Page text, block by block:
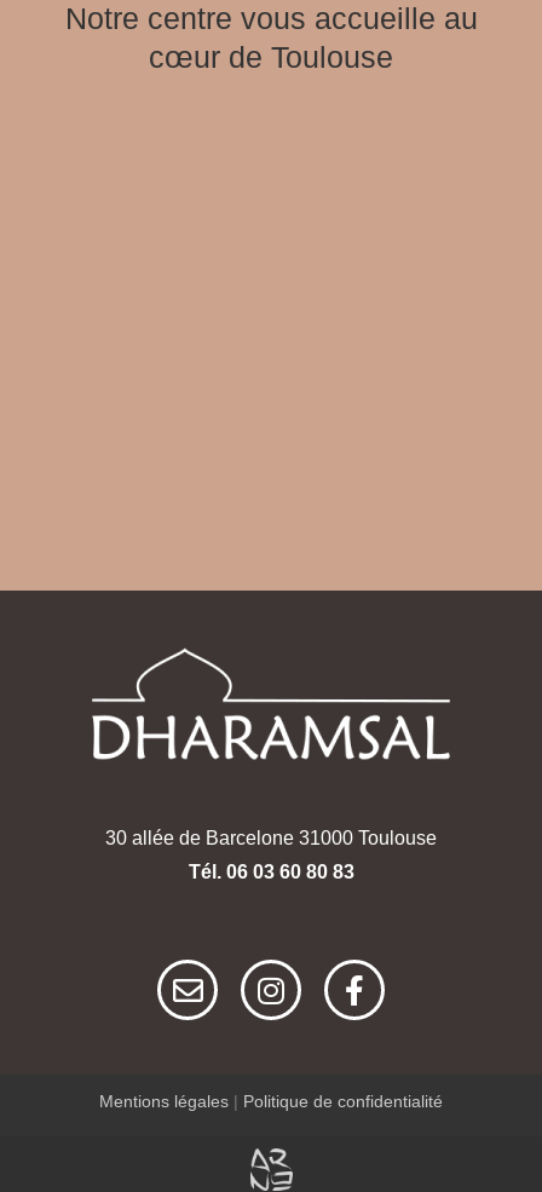
Notre centre vous accueille au
cœur de Toulouse
30 allée de Barcelone 31000 Toulouse
Tél. 06 03 60 80 83
n
v
e
p
n
s
t
g
r
a
m
a
c
e
o
o
Mentions légales | Politique de confidentialité